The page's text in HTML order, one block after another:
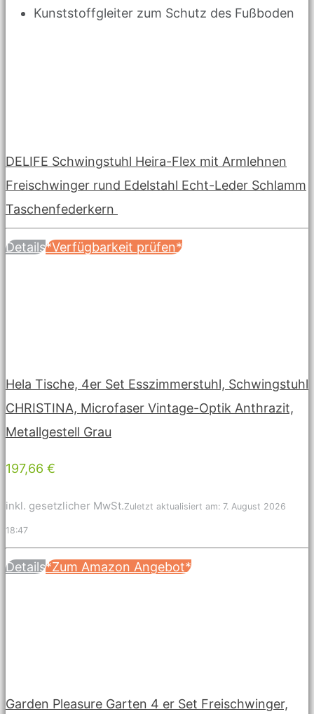
Kunststoffgleiter zum Schutz des Fußboden
DELIFE Schwingstuhl Heira-Flex mit Armlehnen
Freischwinger rund Edelstahl Echt-Leder Schlamm
Taschenfederkern
Details*Verfügbarkeit prüfen*
Hela Tische, 4er Set Esszimmerstuhl, Schwingstuhl
CHRISTINA, Microfaser Vintage-Optik Anthrazit,
Metallgestell Grau
197,66 €
inkl. gesetzlicher MwSt.Zuletzt aktualisiert am: 7. August 2026
18:47
Details*Zum Amazon Angebot*
Garden Pleasure Garten 4 er Set Freischwinger,